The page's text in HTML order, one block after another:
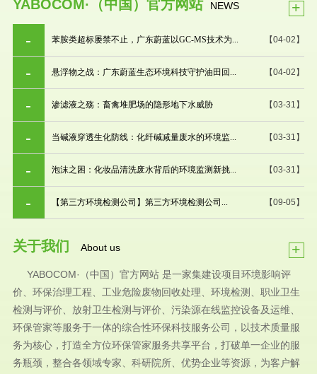
YABOCOM·（中国）官方网站 NEWS +
【04-02】
苯胺类超标屡禁不止，广东蔚蓝以GC-MS技术为...
【04-02】
悬浮物之战：广东蔚蓝生态环境科技守护油田回...
【03-31】
渗滤液之殇：畜禽堆肥场的隐形地下水威胁
【03-31】
当碱液穿透生化防线：化纤碱减量废水的环境监...
【03-31】
泡沫之困：化妆品清洗废水背后的环境监测新挑...
【09-05】
【第三方环境检测公司】第三方环境检测公司...
关于我们 About us +
YABOCOM·（中国）官方网站 是一家集建设项目环境影响评
价、环保治理工程、工业危险废物回收处理、环境检测、职业卫生
检测与评价、放射卫生检测与评价、污染源在线监控设备及运维、
环保管家等服务于一体的综合性环保科技服务公司，以技术质量服
务为核心，打造全方位环保管家服务共享平台，打破单一企业的服
务瓶颈，整合各领域专家、科研院所、优势企业等资源，为客户解